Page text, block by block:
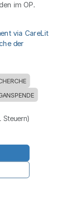
im OP.
via CareLit
der
Steuern)